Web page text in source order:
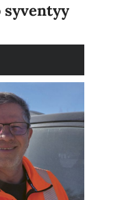
syventyy